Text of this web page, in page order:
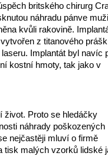
britského chirurg
náhradu pánve
kvůli rakovině.
z titanového
Implantát byl navíc
kostní hmoty, tak jako v
život. Proto se hledáčky
náhrady poškozených
nejčastěji mluví o firmě
tisk malých vzorků lidské